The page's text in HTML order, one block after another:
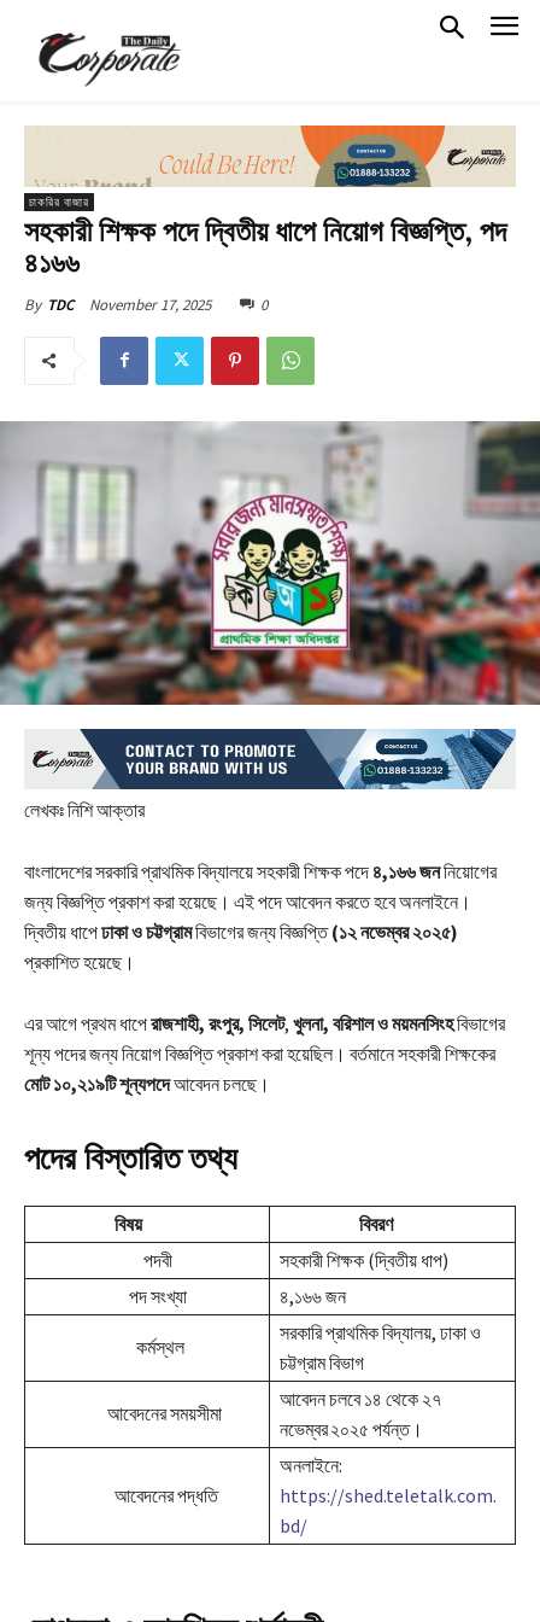
চাকরির বাজার
সহকারী শিক্ষক পদে দ্বিতীয় ধাপে নিয়োগ বিজ্ঞপ্তি, পদ
৪১৬৬
By TDC November 17, 2025 0
লেখকঃ নিশি আক্তার
বাংলাদেশের সরকারি প্রাথমিক বিদ্যালয়ে সহকারী শিক্ষক পদে ৪,১৬৬ জননিয়োগের
জন্য বিজ্ঞপ্তি প্রকাশ করা হয়েছে। এই পদে আবেদন করতে হবে অনলাইনে।
দ্বিতীয় ধাপেঢাকা ও চট্টগ্রামবিভাগের জন্য বিজ্ঞপ্তি(১২ নভেম্বর ২০২৫)
প্রকাশিত হয়েছে।
এর আগে প্রথম ধাপেরাজশাহী, রংপুর, সিলেট, খুলনা, বরিশাল ও ময়মনসিংহবিভাগের
শূন্য পদের জন্য নিয়োগ বিজ্ঞপ্তি প্রকাশ করা হয়েছিল। বর্তমানে সহকারী শিক্ষকের
মোট ১০,২১৯টিশূন্যপদেআবেদন চলছে।
পদের বিস্তারিত তথ্য
বিষয়
বিবরণ
পদবী
সহকারী শিক্ষক (দ্বিতীয় ধাপ)
পদ সংখ্যা
৪,১৬৬ জন
কর্মস্থল
সরকারি প্রাথমিক বিদ্যালয়, ঢাকা ও
চট্টগ্রাম বিভাগ
আবেদনের সময়সীমা
আবেদন চলবে ১৪ থেকে ২৭
নভেম্বর ২০২৫ পর্যন্ত।
আবেদনের পদ্ধতি
অনলাইনে:
https://shed.teletalk.com.
bd/